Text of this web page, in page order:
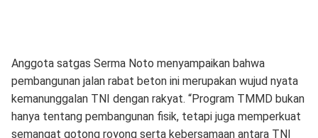
Anggota satgas Serma Noto menyampaikan bahwa
pembangunan jalan rabat beton ini merupakan wujud nyata
kemanunggalan TNI dengan rakyat. “Program TMMD bukan
hanya tentang pembangunan fisik, tetapi juga memperkuat
semangat gotong royong serta kebersamaan antara TNI